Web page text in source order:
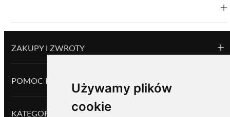
Używamy plików
cookie
ZAKUPY I ZWROTY
POMOC I INFORMACJE
KATEGORIE